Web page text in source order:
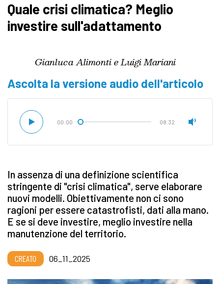
Quale crisi climatica? Meglio
investire sull'adattamento
Gianluca Alimonti e Luigi Mariani
Ascolta la versione audio dell'articolo
00:00 08:32
In assenza di una definizione scientifica
stringente di "crisi climatica", serve elaborare
nuovi modelli. Obiettivamente non ci sono
ragioni per essere catastrofisti, dati alla mano.
E se si deve investire, meglio investire nella
manutenzione del territorio.
CREATO 06_11_2025